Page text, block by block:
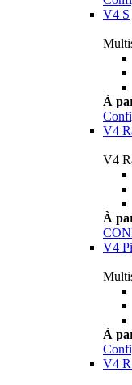
V4 S
À
V4
V4
À
V4
À
V4